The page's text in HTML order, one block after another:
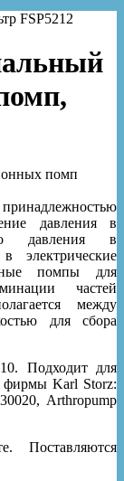
FSP5212
давления в
давления в
электрические
помпы для
частей
между
для сбора
Подходит для
фирмы Karl Storz:
Arthropump
Поставляются